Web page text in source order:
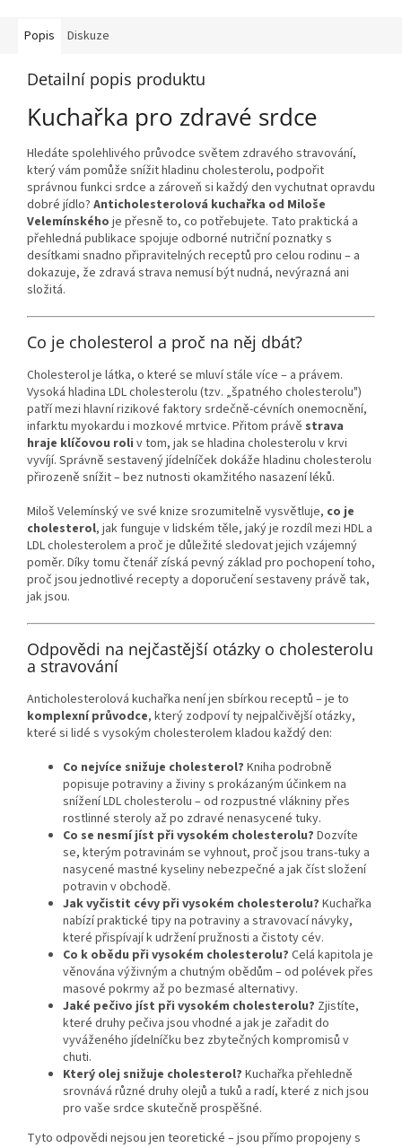
Popis Diskuze
Detailní popis produktu
Kuchařka pro zdravé srdce
Hledáte spolehlivého průvodce světem zdravého stravování,
který vám pomůže snížit hladinu cholesterolu, podpořit
správnou funkci srdce a zároveň si každý den vychutnat opravdu
dobré jídlo? Anticholesterolová kuchařka od Miloše
Velemínského je přesně to, co potřebujete. Tato praktická a
přehledná publikace spojuje odborné nutriční poznatky s
desítkami snadno připravitelných receptů pro celou rodinu – a
dokazuje, že zdravá strava nemusí být nudná, nevýrazná ani
složitá.
Co je cholesterol a proč na něj dbát?
Cholesterol je látka, o které se mluví stále více – a právem.
Vysoká hladina LDL cholesterolu (tzv. „špatného cholesterolu")
patří mezi hlavní rizikové faktory srdečně-cévních onemocnění,
infarktu myokardu i mozkové mrtvice. Přitom právě strava
hraje klíčovou roli v tom, jak se hladina cholesterolu v krvi
vyvíjí. Správně sestavený jídelníček dokáže hladinu cholesterolu
přirozeně snížit – bez nutnosti okamžitého nasazení léků.
Miloš Velemínský ve své knize srozumitelně vysvětluje, co je
cholesterol, jak funguje v lidském těle, jaký je rozdíl mezi HDL a
LDL cholesterolem a proč je důležité sledovat jejich vzájemný
poměr. Díky tomu čtenář získá pevný základ pro pochopení toho,
proč jsou jednotlivé recepty a doporučení sestaveny právě tak,
jak jsou.
Odpovědi na nejčastější otázky o cholesterolu
a stravování
Anticholesterolová kuchařka není jen sbírkou receptů – je to
komplexní průvodce, který zodpoví ty nejpalčivější otázky,
které si lidé s vysokým cholesterolem kladou každý den:
Co nejvíce snižuje cholesterol? Kniha podrobně
popisuje potraviny a živiny s prokázaným účinkem na
snížení LDL cholesterolu – od rozpustné vlákniny přes
rostlinné steroly až po zdravé nenasycené tuky.
Co se nesmí jíst při vysokém cholesterolu? Dozvíte
se, kterým potravinám se vyhnout, proč jsou trans-tuky a
nasycené mastné kyseliny nebezpečné a jak číst složení
potravin v obchodě.
Jak vyčistit cévy při vysokém cholesterolu? Kuchařka
nabízí praktické tipy na potraviny a stravovací návyky,
které přispívají k udržení pružnosti a čistoty cév.
Co k obědu při vysokém cholesterolu? Celá kapitola je
věnována výživným a chutným obědům – od polévek přes
masové pokrmy až po bezmasé alternativy.
Jaké pečivo jíst při vysokém cholesterolu? Zjistíte,
které druhy pečiva jsou vhodné a jak je zařadit do
vyváženého jídelníčku bez zbytečných kompromisů v
chuti.
Který olej snižuje cholesterol? Kuchařka přehledně
srovnává různé druhy olejů a tuků a radí, které z nich jsou
pro vaše srdce skutečně prospěšné.
Tyto odpovědi nejsou jen teoretické – jsou přímo propojeny s